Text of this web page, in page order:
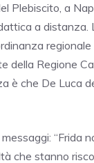
a
a distanza.
della Regione
è che De Luca
“Frida
che stanno